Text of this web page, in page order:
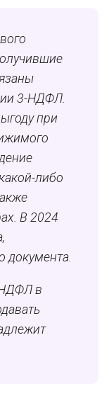
3-НДФЛ.
при
либо
В 2024
документа.
НДФЛ в